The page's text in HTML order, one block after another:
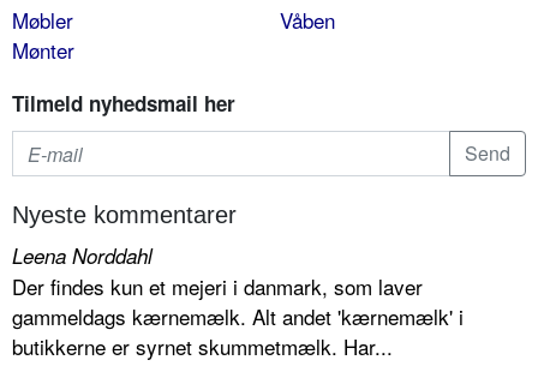
Møbler
Mønter
Våben
Tilmeld nyhedsmail her
Nyeste kommentarer
Leena Norddahl
Der findes kun et mejeri i danmark, som laver
gammeldags kærnemælk. Alt andet 'kærnemælk' i
butikkerne er syrnet skummetmælk. Har...